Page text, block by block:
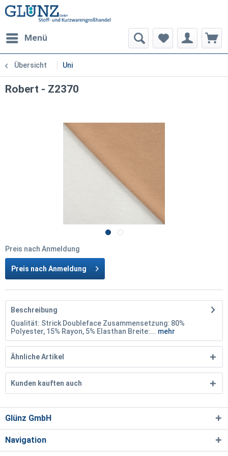
Menü
Übersicht Uni
Robert - Z2370
Preis nach Anmeldung
Preis nach Anmeldung
Beschreibung
Qualität: Strick Doubleface Zusammensetzung: 80%
Polyester, 15% Rayon, 5% Elasthan Breite:... mehr
Ähnliche Artikel
Kunden kauften auch
Glünz GmbH
Navigation